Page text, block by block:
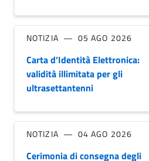
NOTIZIA 05 AGO 2026
Carta d’Identità Elettronica:
validità illimitata per gli
ultrasettantenni
NOTIZIA 04 AGO 2026
Cerimonia di consegna degli